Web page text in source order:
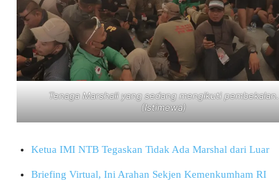
Tenaga Marshall yang sedang mengikuti pembekalan.
(Istimewa)
Ketua IMI NTB Tegaskan Tidak Ada Marshal dari Luar
Briefing Virtual, Ini Arahan Sekjen Kemenkumham RI